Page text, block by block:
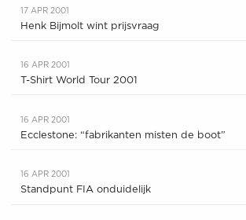
17 APR 2001
Henk Bijmolt wint prijsvraag
16 APR 2001
T-Shirt World Tour 2001
16 APR 2001
Ecclestone: “fabrikanten misten de boot”
16 APR 2001
Standpunt FIA onduidelijk